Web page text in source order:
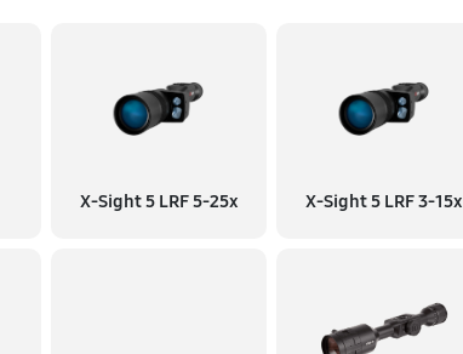
X-Sight 5 LRF 5-25x X-Sight 5 LRF 3-15x